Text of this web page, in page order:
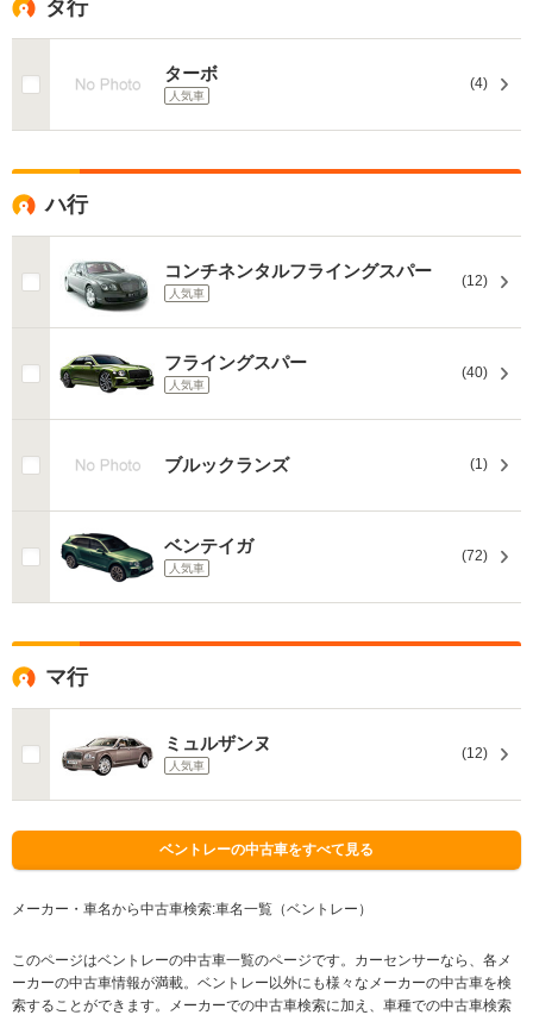
タ行
ターボ
人気車
(4)
ハ行
コンチネンタルフライングスパー
人気車
(12)
フライングスパー
人気車
(40)
ブルックランズ (1)
ベンテイガ
人気車
(72)
マ行
ミュルザンヌ
人気車
(12)
ベントレーの中古車をすべて見る
メーカー・車名から中古車検索:車名一覧（ベントレー）
このページはベントレーの中古車一覧のページです。カーセンサーなら、各メ
ーカーの中古車情報が満載。ベントレー以外にも様々なメーカーの中古車を検
索することができます。メーカーでの中古車検索に加え、車種での中古車検索